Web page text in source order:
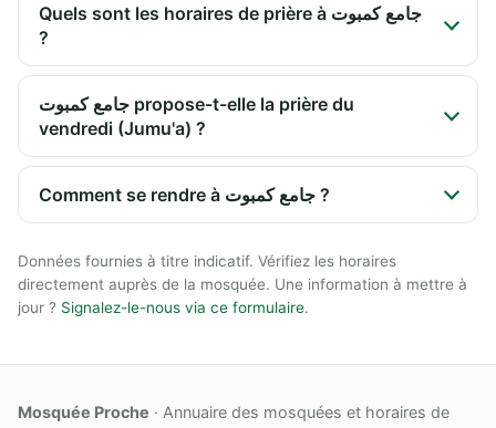
Quels sont les horaires de prière à جامع كمبوت
?
جامع كمبوت propose-t-elle la prière du
vendredi (Jumu'a) ?
Comment se rendre à جامع كمبوت ?
Données fournies à titre indicatif. Vérifiez les horaires
directement auprès de la mosquée. Une information à mettre à
jour ? Signalez-le-nous via ce formulaire.
Mosquée Proche · Annuaire des mosquées et horaires de